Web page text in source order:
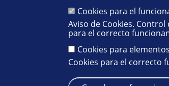
Cinco siglos
impulsando el
conocimiento
Cookies para el
Aviso de Cookies.
para el correcto
Cookies para
Cookies para el correcto